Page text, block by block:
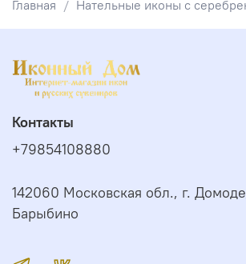
Главная Нательные иконы с
Контакты
+79854108880
142060 Московская обл., г.
Барыбино